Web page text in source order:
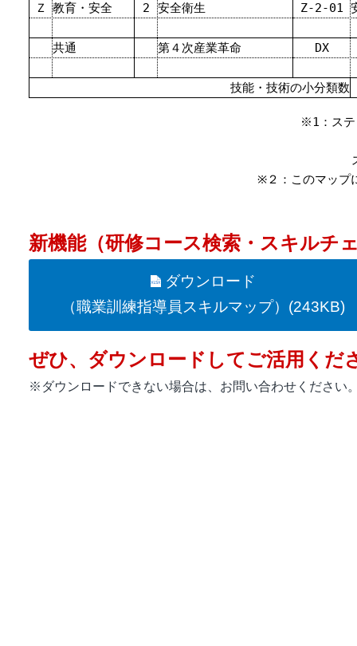
Ｚ 教育・安全 2 安全衛生 Z-2-01
共通 第４次産業革命 DX
技能・技術の小分類数
※1：ステ
※２：このマップ
新機能（研修コース検索・スキルチ
ダウンロード
（職業訓練指導員スキルマップ）(243KB)
ぜひ、ダウンロードしてご活用くだ
※ダウンロードできない場合は、お問い合わせください